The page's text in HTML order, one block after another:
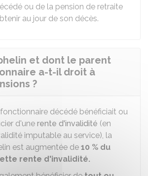
ou de la pension de retraite
au jour de son décès.
et dont le parent
a-t-il droit à
?
décédé bénéficiait ou
d'une rente d'invalidité (en
imputable au service), la
est augmentée de 10 % du
rente d'invalidité.